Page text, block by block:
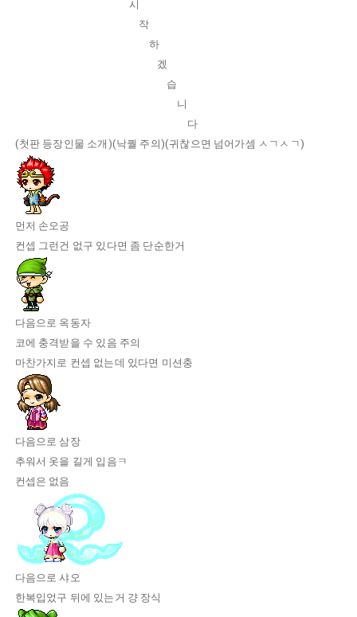
시
작
하
겠
습
니
다
(첫판 등장인물 소개)(낙퀄 주의)(귀찮으면 넘어가셈 ㅅㄱㅅㄱ)
먼저 손오공
컨셉 그런건 없구 있다면 좀 단순한거
다음으로 옥동자
코에 충격받을 수 있음 주의
마찬가지로 컨셉 없는데 있다면 미션충
다음으로 삼장
추워서 옷을 길게 입음ㅋ
컨셉은 없음
다음으로 샤오
한복입었구 뒤에 있는거 걍 장식